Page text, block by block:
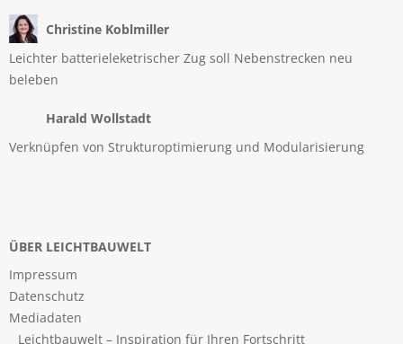
Christine Koblmiller
Leichter batterieleketrischer Zug soll Nebenstrecken neu
beleben
Harald Wollstadt
Verknüpfen von Strukturoptimierung und Modularisierung
ÜBER LEICHTBAUWELT
Impressum
Datenschutz
Mediadaten
Leichtbauwelt – Inspiration für Ihren Fortschritt